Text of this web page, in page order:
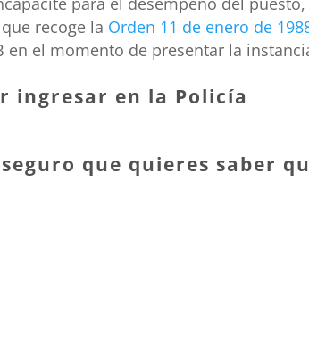
recoge la Orden 11 de enero de
en el momento de presentar la
ingresar en la Policía
que quieres saber